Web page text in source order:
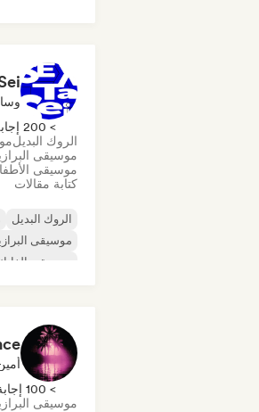
> 200 إجابة تم تقديمها
الروك البديل
موسيقى
موسيقى
كتابة مقالات
الروك البديل
موسيقى
موسيقى الفانك
> 100 إجابة تم تقديمها
موسيقى